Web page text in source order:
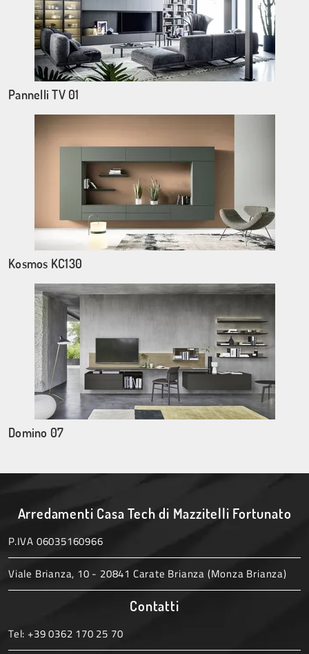
Pannelli TV 01
Kosmos KC130
Domino 07
Arredamenti Casa Tech di Mazzitelli Fortunato
P.IVA 06035160966
Viale Brianza, 10 - 20841 Carate Brianza (Monza Brianza)
Contatti
Tel: +39 0362 170 25 70